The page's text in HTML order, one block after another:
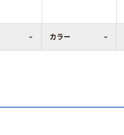
カラー